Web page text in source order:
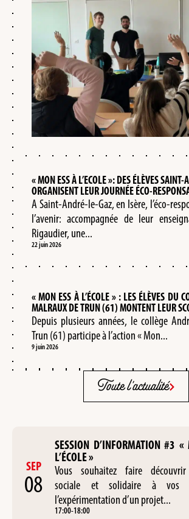
« MON ESS À L’ECOLE »: DES ÉLÈVES
ORGANISENT LEUR JOURNÉE ÉCO-
A Saint-André-le-Gaz, en Isère, l’éco-
l’avenir: accompagnée de leur
Rigaudier, une...
22 juin 2026
« MON ESS À L’ÉCOLE » : LES ÉLÈVES DU
MALRAUX DE TRUN (61) MONTENT LEUR
Depuis plusieurs années, le collège
Trun (61) participe à l’action « Mon...
9 juin 2026
Toute l'actualité
SEP
08
SESSION D’INFORMATION #3
L’ÉCOLE »
Vous souhaitez faire découvrir
sociale et solidaire à vos
l’expérimentation d’un projet...
17:00-18:00